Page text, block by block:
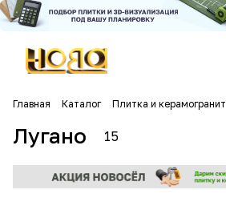
Главная Каталог Плитка и керамогранит
Лугано 15